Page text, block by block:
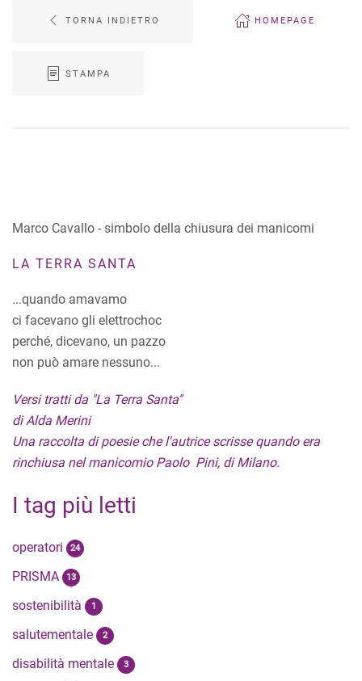
TORNA INDIETRO HOMEPAGE
STAMPA
Marco Cavallo - simbolo della chiusura dei manicomi
LA TERRA SANTA
...quando amavamo
ci facevano gli elettrochoc
perché, dicevano, un pazzo
non può amare nessuno...
Versi tratti da "La Terra Santa"
di Alda Merini
Una raccolta di poesie che l'autrice scrisse quando era
rinchiusa nel manicomio Paolo Pini, di Milano.
I tag più letti
operatori 24
PRISMA 13
sostenibilità 1
salutementale 2
disabilità mentale 3